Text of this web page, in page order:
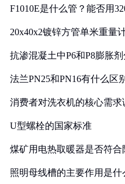
F1010E是什么管？能否用
20x40x2镀锌方管单米重量
抗渗混凝土中P6和P8膨胀
法兰PN25和PN16有什么区别
消费者对洗衣机的核心需求
U型螺栓的国家标准
煤矿用电热取暖器是否符
照明母线槽的主要作用是什